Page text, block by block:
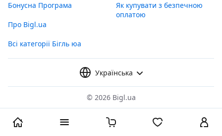
Бонусна Програма
Про Bigl.ua
Всі категорії Бігль юа
Як купувати з безпечною
оплатою
Українська
© 2026 Bigl.ua